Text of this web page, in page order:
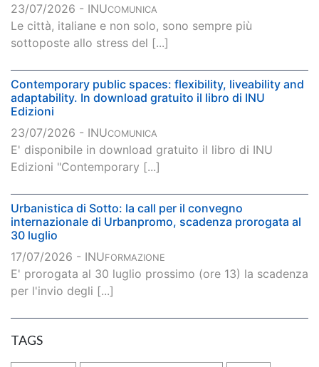
23/07/2026 - INUCOMUNICA
Le città, italiane e non solo, sono sempre più
sottoposte allo stress del [...]
Contemporary public spaces: flexibility, liveability and
adaptability. In download gratuito il libro di INU
Edizioni
23/07/2026 - INUCOMUNICA
E' disponibile in download gratuito il libro di INU
Edizioni "Contemporary [...]
Urbanistica di Sotto: la call per il convegno
internazionale di Urbanpromo, scadenza prorogata al
30 luglio
17/07/2026 - INUFORMAZIONE
E' prorogata al 30 luglio prossimo (ore 13) la scadenza
per l'invio degli [...]
TAGS